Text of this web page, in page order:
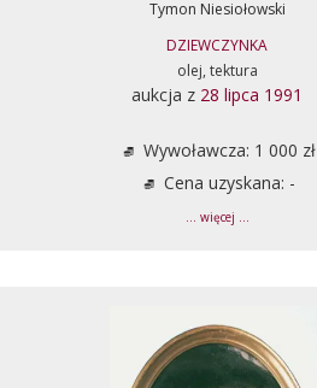
Tymon Niesiołowski
DZIEWCZYNKA
olej, tektura
aukcja z 28 lipca 1991
Wywoławcza: 1 000 zł
Cena uzyskana: -
... więcej ...